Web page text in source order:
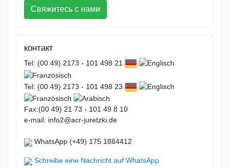
Свяжитесь с нами
контакт
Tel: (00 49) 2173 - 101 498 21
Tel: (00 49) 2173 - 101 498 23
Fax:(00 49) 21 73 - 101 49 8 10
e-mail: info2@acr-juretzki.de
WhatsApp (+49) 175 1884412
Schreibe eine Nachricht auf WhatsApp